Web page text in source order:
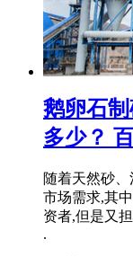
鹅卵石
多少？
随着天然砂
市场需求,其
资者,但是又
.